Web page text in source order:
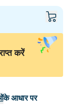
करें
के आधार पर